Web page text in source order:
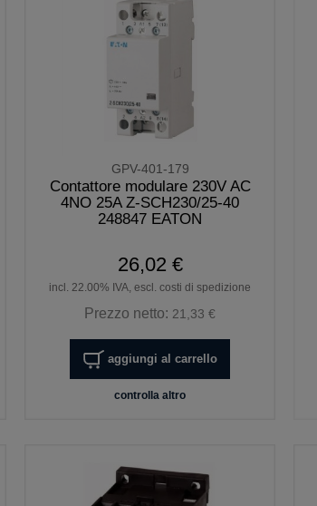
GPV-401-179
Contattore modulare 230V AC
4NO 25A Z-SCH230/25-40
248847 EATON
26,02 €
incl. 22.00% IVA, escl. costi di spedizione
Prezzo netto: 21,33 €
aggiungi al carrello
controlla altro